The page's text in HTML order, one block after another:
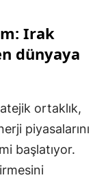
Irak
dünyaya
ortaklık,
piyasalarını
başlatıyor.